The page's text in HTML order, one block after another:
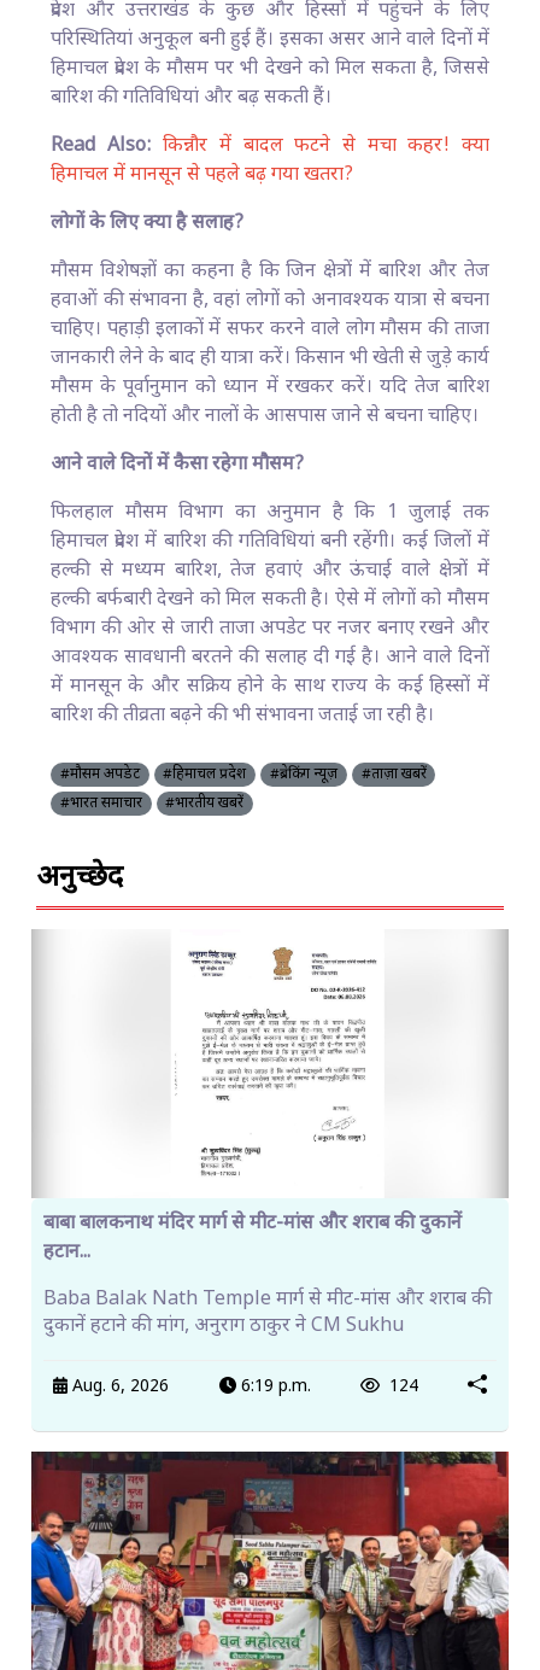
प्रदेश और उत्तराखंड के कुछ और हिस्सों में पहुंचने के लिए
परिस्थितियां अनुकूल बनी हुई हैं। इसका असर आने वाले दिनों में
हिमाचल प्रदेश के मौसम पर भी देखने को मिल सकता है, जिससे
बारिश की गतिविधियां और बढ़ सकती हैं।
Read Also: किन्नौर में बादल फटने से मचा कहर! क्या
हिमाचल में मानसून से पहले बढ़ गया खतरा?
लोगों के लिए क्या है सलाह?
मौसम विशेषज्ञों का कहना है कि जिन क्षेत्रों में बारिश और तेज
हवाओं की संभावना है, वहां लोगों को अनावश्यक यात्रा से बचना
चाहिए। पहाड़ी इलाकों में सफर करने वाले लोग मौसम की ताजा
जानकारी लेने के बाद ही यात्रा करें। किसान भी खेती से जुड़े कार्य
मौसम के पूर्वानुमान को ध्यान में रखकर करें। यदि तेज बारिश
होती है तो नदियों और नालों के आसपास जाने से बचना चाहिए।
आने वाले दिनों में कैसा रहेगा मौसम?
फिलहाल मौसम विभाग का अनुमान है कि 1 जुलाई तक
हिमाचल प्रदेश में बारिश की गतिविधियां बनी रहेंगी। कई जिलों में
हल्की से मध्यम बारिश, तेज हवाएं और ऊंचाई वाले क्षेत्रों में
हल्की बर्फबारी देखने को मिल सकती है। ऐसे में लोगों को मौसम
विभाग की ओर से जारी ताजा अपडेट पर नजर बनाए रखने और
आवश्यक सावधानी बरतने की सलाह दी गई है। आने वाले दिनों
में मानसून के और सक्रिय होने के साथ राज्य के कई हिस्सों में
बारिश की तीव्रता बढ़ने की भी संभावना जताई जा रही है।
#मौसम अपडेट #हिमाचल प्रदेश #ब्रेकिंग न्यूज़
#ताज़ा खबरें
#भारत समाचार
#भारतीय खबरें
अनुच्छेद
बाबा बालकनाथ मंदिर मार्ग से मीट-मांस और शराब की दुकानें
हटान...
Baba Balak Nath Temple मार्ग से मीट-मांस और शराब की
दुकानें हटाने की मांग, अनुराग ठाकुर ने CM Sukhu
Aug. 6, 2026 6:19 p.m. 124